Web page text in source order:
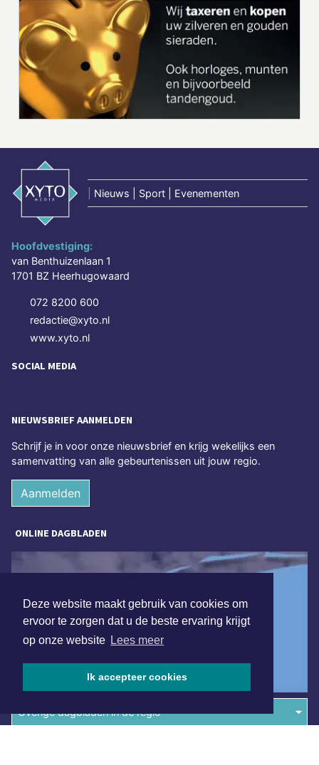
Deze website maakt gebruik van cookies om
ervoor te zorgen dat u de beste ervaring krijgt
op onze website Lees meer
Ik accepteer cookies
Nieuws | Sport | Evenementen
Hoofdvestiging:
van Benthuizenlaan 1
1701 BZ Heerhugowaard
072 8200 600
redactie@xyto.nl
www.xyto.nl
SOCIAL MEDIA
NIEUWSBRIEF AANMELDEN
Schrijf je in voor onze nieuwsbrief en krijg wekelijks een
samenvatting van alle gebeurtenissen uit jouw regio.
Aanmelden
ONLINE DAGBLADEN
Overige dagbladen in de regio